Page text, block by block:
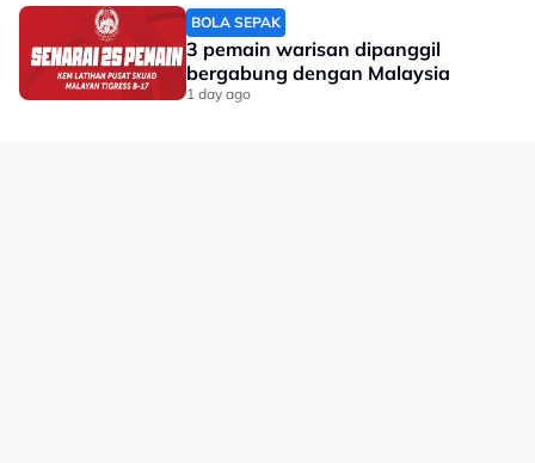
BOLA SEPAK
3 pemain warisan dipanggil
bergabung dengan Malaysia
1 day ago